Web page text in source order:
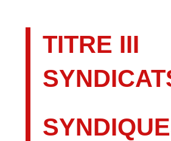
TITRE III